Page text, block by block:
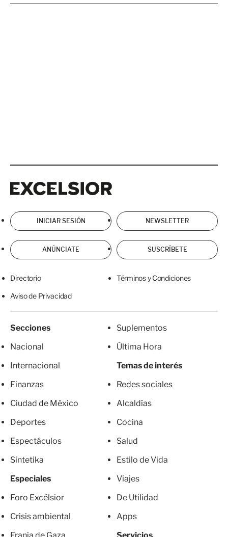
INICIAR SESIÓN NEWSLETTER
ANÚNCIATE SUSCRÍBETE
Directorio Términos y Condiciones
Aviso de Privacidad
Secciones
Nacional
Internacional
Finanzas
Ciudad de México
Deportes
Espectáculos
Sintetika
Especiales
Foro Excélsior
Crisis ambiental
Franja de Gaza
Suplementos
Última Hora
Temas de interés
Redes sociales
Alcaldías
Cocina
Salud
Estilo de Vida
Viajes
De Utilidad
Apps
Servicios